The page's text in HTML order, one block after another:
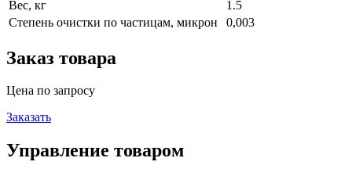
Вес, кг
1.5
Степень очистки по частицам, микрон
0,003
Заказ товара
Цена по запросу
Заказать
Управление товаром